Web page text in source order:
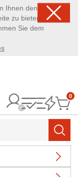
Ihnen den
zu bieten.
Sie dem
0